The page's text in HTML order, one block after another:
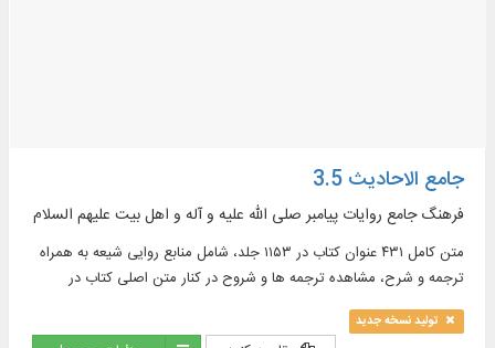
جامع الاحادیث 3.5
فرهنگ جامع روایات پیامبر صلی الله علیه و آله و اهل بیت علیهم السلام
متن کامل ۴۳۱ عنوان کتاب در ۱۱۵۳ جلد، شامل منابع روایی شیعه به همراه
ترجمه و شرح، مشاهده ترجمه ها و شروح در کنار متن اصلی کتاب در
موضوعات : اخلاق، ادعیه، تاریخ، تفسیر و ...
تولید نسخه جدید